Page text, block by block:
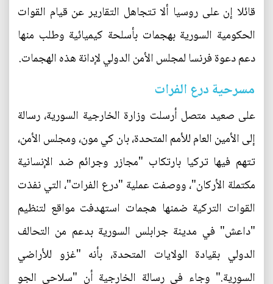
قائلا إن على روسيا ألا تتجاهل التقارير عن قيام القوات
الحكومية السورية بهجمات بأسلحة كيميائية وطلب منها
دعم دعوة فرنسا لمجلس الأمن الدولي لإدانة هذه الهجمات.
مسرحية درع الفرات
على صعيد متصل أرسلت وزارة الخارجية السورية، رسالة
إلى الأمين العام للأمم المتحدة، بان كي مون، ومجلس الأمن،
تتهم فيها تركيا بارتكاب "مجازر وجرائم ضد الإنسانية
مكتملة الأركان"، ووصفت عملية "درع الفرات"، التي نفذت
القوات التركية ضمنها هجمات استهدفت مواقع لتنظيم
"داعش" في مدينة جرابلس السورية بدعم من التحالف
الدولي بقيادة الولايات المتحدة، بأنه "غزو للأراضي
السورية." وجاء في رسالة الخارجية أن "سلاحي الجو